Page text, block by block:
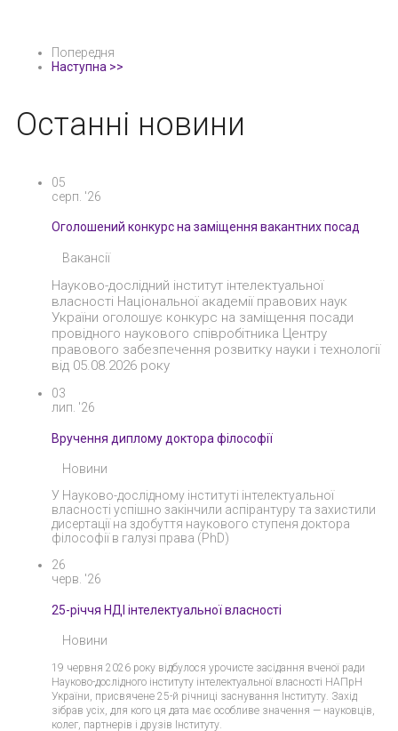
Попередня
Наступна >>
Останні новини
05
серп. '26
Оголошений конкурс на заміщення вакантних посад
Вакансії
Науково-дослідний інститут інтелектуальної
власності Національної академії правових наук
України оголошує конкурс на заміщення посади
провідного наукового співробітника Центру
правового забезпечення розвитку науки і технології
від 05.08.2026 року
03
лип. '26
Вручення диплому доктора філософії
Новини
У Науково-дослідному інституті інтелектуальної
власності успішно закінчили аспірантуру та захистили
дисертації на здобуття наукового ступеня доктора
філософії в галузі права (PhD)
26
черв. '26
25-річчя НДІ інтелектуальної власності
Новини
19 червня 2026 року відбулося урочисте засідання вченої ради
Науково-дослідного інституту інтелектуальної власності НАПрН
України, присвячене 25-й річниці заснування Інституту. Захід
зібрав усіх, для кого ця дата має особливе значення — науковців,
колег, партнерів і друзів Інституту.